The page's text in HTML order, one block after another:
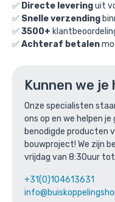
✅ Directe leveringuit
✅ Snelle verzending
✅3500+
✅Achteraf betalen
Kunnen we je
Onze specialisten
ons op en we helpen
benodigde producten
bouwproject! We zijn
vrijdag van 8:30uur tot
+31(0)104613631
Zwenkwiel
expander -
Productnummer:
€21,22 incl.
€17,54 excl. BTW
Ga naar
of verder winkelen